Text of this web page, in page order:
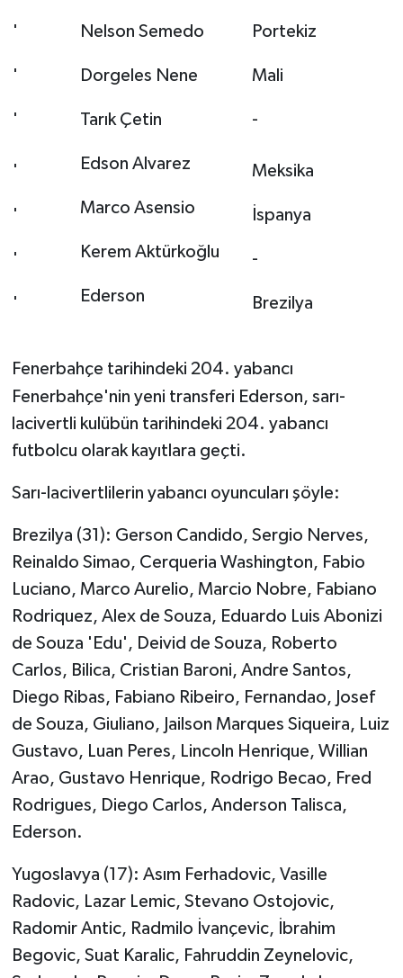
' Nelson Semedo Portekiz
' Dorgeles Nene Mali
' Tarık Çetin -
' Edson Alvarez Meksika
' Marco Asensio İspanya
' Kerem Aktürkoğlu -
' Ederson Brezilya
Fenerbahçe tarihindeki 204. yabancı
Fenerbahçe'nin yeni transferi Ederson, sarı-
lacivertli kulübün tarihindeki 204. yabancı
futbolcu olarak kayıtlara geçti.
Sarı-lacivertlilerin yabancı oyuncuları şöyle:
Brezilya (31): Gerson Candido, Sergio Nerves,
Reinaldo Simao, Cerqueria Washington, Fabio
Luciano, Marco Aurelio, Marcio Nobre, Fabiano
Rodriquez, Alex de Souza, Eduardo Luis Abonizi
de Souza 'Edu', Deivid de Souza, Roberto
Carlos, Bilica, Cristian Baroni, Andre Santos,
Diego Ribas, Fabiano Ribeiro, Fernandao, Josef
de Souza, Giuliano, Jailson Marques Siqueira, Luiz
Gustavo, Luan Peres, Lincoln Henrique, Willian
Arao, Gustavo Henrique, Rodrigo Becao, Fred
Rodrigues, Diego Carlos, Anderson Talisca,
Ederson.
Yugoslavya (17): Asım Ferhadovic, Vasille
Radovic, Lazar Lemic, Stevano Ostojovic,
Radomir Antic, Radmilo İvançevic, İbrahim
Begovic, Suat Karalic, Fahruddin Zeynelovic,